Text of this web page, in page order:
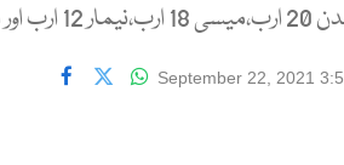
روپے
September 22, 2021